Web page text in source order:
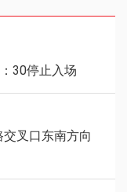
30停止入场
叉口东南方向